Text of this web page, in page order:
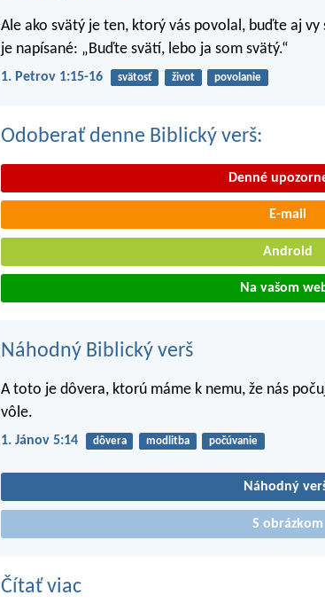
Ale ako svätý je ten, ktorý vás povolal, buďte aj
je napísané: „Buďte svätí, lebo ja som svätý.“
1. Petrov 1:15-16 svätosť život povolanie
Odoberať denne Biblický verš:
Denné
E-mail
Android
Na vašom
Náhodný Biblický verš
A toto je dôvera, ktorú máme k nemu, že nás
vôle.
1. Jánov 5:14 dôvera modlitba počúvanie
Náhodný
S obrázkom
Čítať viac